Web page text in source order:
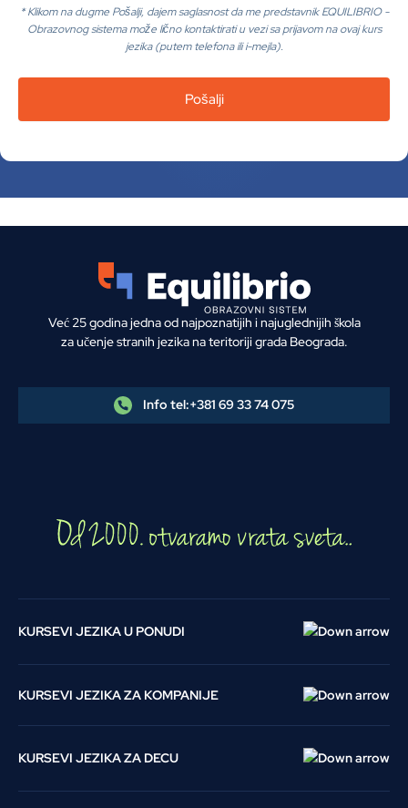
* Klikom na dugme Pošalji, dajem saglasnost da me predstavnik EQUILIBRIO -
Obrazovnog sistema može lično kontaktirati u vezi sa prijavom na ovaj kurs
jezika (putem telefona ili i-mejla).
Već 25 godina jedna od najpoznatijih i najuglednijih škola
za učenje stranih jezika na teritoriji grada Beograda.
Info tel:+381 69 33 74 075
KURSEVI JEZIKA U PONUDI
KURSEVI JEZIKA ZA KOMPANIJE
KURSEVI JEZIKA ZA DECU